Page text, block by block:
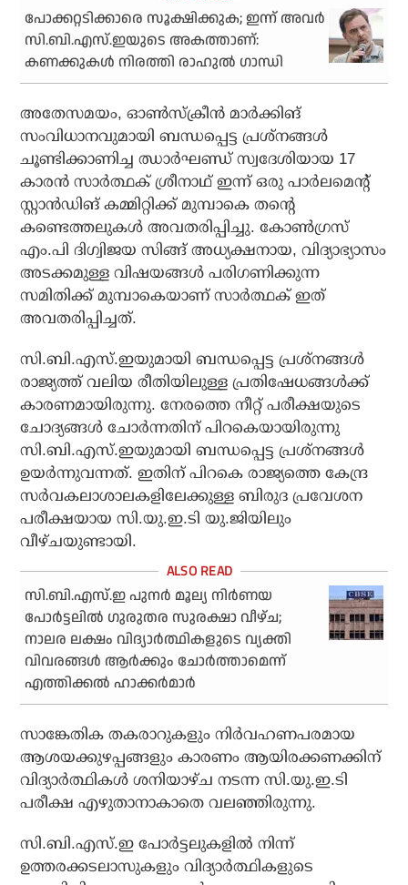
പോക്കറ്റടിക്കാരെ സൂക്ഷിക്കുക; ഇന്ന് അവര്‍
സി.ബി.എസ്.ഇയുടെ അകത്താണ്:
കണക്കുകള്‍ നിരത്തി രാഹുല്‍ ഗാന്ധി
അതേസമയം, ഓണ്‍സ്‌ക്രീന്‍ മാര്‍ക്കിങ്
സംവിധാനവുമായി ബന്ധപ്പെട്ട പ്രശ്‌നങ്ങള്‍
ചൂണ്ടിക്കാണിച്ച ഝാര്‍ഘണ്ഡ് സ്വദേശിയായ 17
കാരന്‍ സാര്‍ത്ഥക് ശ്രീനാഥ് ഇന്ന് ഒരു പാര്‍ലമെന്റ്
സ്റ്റാന്‍ഡിങ് കമ്മിറ്റിക്ക് മുമ്പാകെ തന്റെ
കണ്ടെത്തലുകള്‍ അവതരിപ്പിച്ചു. കോണ്‍ഗ്രസ്
എം.പി ദിഗ്വിജയ സിങ്ങ് അധ്യക്ഷനായ, വിദ്യാഭ്യാസം
അടക്കമുള്ള വിഷയങ്ങള്‍ പരിഗണിക്കുന്ന
സമിതിക്ക് മുമ്പാകെയാണ് സാര്‍ത്ഥക് ഇത്
അവതരിപ്പിച്ചത്.
സി.ബി.എസ്.ഇയുമായി ബന്ധപ്പെട്ട പ്രശ്‌നങ്ങള്‍
രാജ്യത്ത് വലിയ രീതിയിലുള്ള പ്രതിഷേധങ്ങള്‍ക്ക്
കാരണമായിരുന്നു. നേരത്തെ നീറ്റ് പരീക്ഷയുടെ
ചോദ്യങ്ങള്‍ ചോര്‍ന്നതിന് പിറകെയായിരുന്നു
സി.ബി.എസ്.ഇയുമായി ബന്ധപ്പെട്ട പ്രശ്‌നങ്ങള്‍
ഉയര്‍ന്നുവന്നത്. ഇതിന് പിറകെ രാജ്യത്തെ കേന്ദ്ര
സര്‍വകലാശാലകളിലേക്കുള്ള ബിരുദ പ്രവേശന
പരീക്ഷയായ സി.യു.ഇ.ടി യു.ജിയിലും
വീഴ്ചയുണ്ടായി.
സി.ബി.എസ്.ഇ പുനര്‍ മൂല്യ നിര്‍ണയ
പോര്‍ട്ടലില്‍ ഗുരുതര സുരക്ഷാ വീഴ്ച;
നാലര ലക്ഷം വിദ്യാര്‍ത്ഥികളുടെ വ്യക്തി
വിവരങ്ങള്‍ ആര്‍ക്കും ചോര്‍ത്താമെന്ന്
എത്തിക്കല്‍ ഹാക്കര്‍മാര്‍
സാങ്കേതിക തകരാറുകളും നിര്‍വഹണപരമായ
ആശയക്കുഴപ്പങ്ങളും കാരണം ആയിരക്കണക്കിന്
വിദ്യാര്‍ത്ഥികള്‍ ശനിയാഴ്ച നടന്ന സി.യു.ഇ.ടി
പരീക്ഷ എഴുതാനാകാതെ വലഞ്ഞിരുന്നു.
സി.ബി.എസ്.ഇ പോര്‍ട്ടലുകളില്‍ നിന്ന്
ഉത്തരക്കടലാസുകളും വിദ്യാര്‍ത്ഥികളുടെ